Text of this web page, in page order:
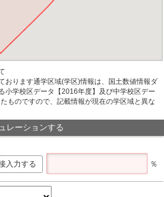
おります通学区域(学区)情報は、国土数値情報ダ
小学校区データ【2016年度】及び中学校区デー
ものですので、記載情報が現在の学区域と異な
レーションする
入力する ％